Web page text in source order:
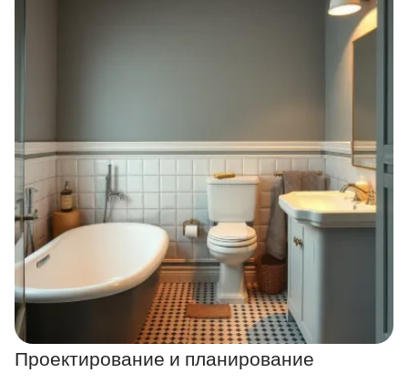
Проектирование и планирование